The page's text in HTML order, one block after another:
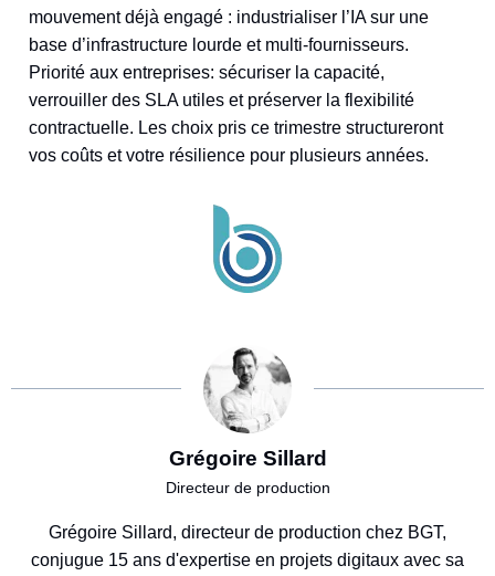
mouvement déjà engagé : industrialiser l’IA sur une
base d’infrastructure lourde et multi‑fournisseurs.
Priorité aux entreprises: sécuriser la capacité,
verrouiller des SLA utiles et préserver la flexibilité
contractuelle. Les choix pris ce trimestre structureront
vos coûts et votre résilience pour plusieurs années.
Grégoire Sillard
Directeur de production
Grégoire Sillard, directeur de production chez BGT,
conjugue 15 ans d'expertise en projets digitaux avec sa